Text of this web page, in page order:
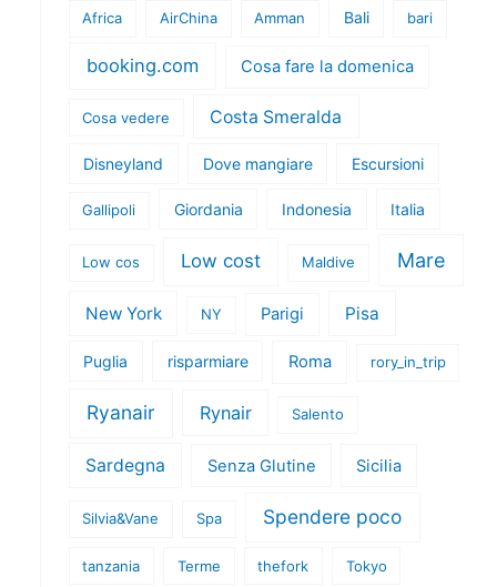
Africa AirChina Amman Bali bari
booking.com Cosa fare la domenica
Cosa vedere Costa Smeralda
Disneyland Dove mangiare Escursioni
Gallipoli Giordania Indonesia Italia
Low cos Low cost Maldive Mare
New York NY Parigi Pisa
Puglia risparmiare Roma rory_in_trip
Ryanair Rynair Salento
Sardegna Senza Glutine Sicilia
Silvia&Vane Spa Spendere poco
tanzania Terme thefork Tokyo